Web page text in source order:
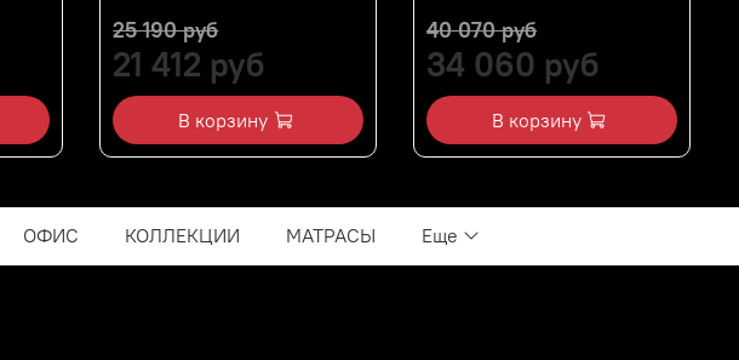
25 190 руб
21 412 руб
В корзину
40 070 руб
34 060 руб
В корзину
ОФИС КОЛЛЕКЦИИ МАТРАСЫ Еще